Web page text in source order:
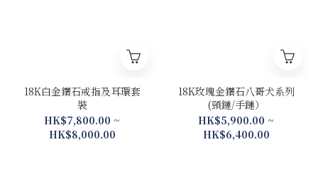
18K白金鑽石戒指及耳環套
裝
HK$7,800.00 ~
HK$8,000.00
18K玫瑰金鑽石八哥犬系列
(頸鏈/手鏈）
HK$5,900.00 ~
HK$6,400.00